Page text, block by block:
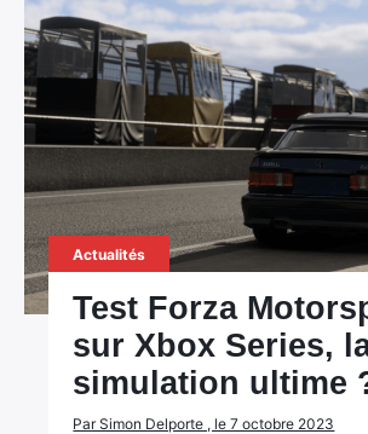
Actualités
Test Forza
sur Xbox Series,
simulation ultime
Par Simon Delporte , le 7 octobre 2023